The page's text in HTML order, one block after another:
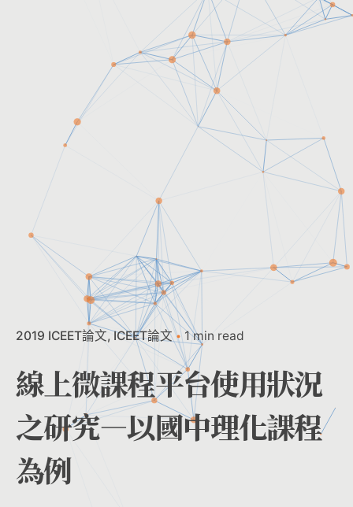
2019 ICEET論文 ICEET論文 1 min read
線上微課程平台使用狀況
之研究—以國中理化課程
為例